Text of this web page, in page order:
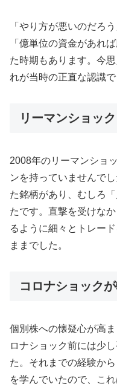
「やり方が悪いのだろ
「億単位の資金があれ
た時期もあります。今
れが当時の正直な認識で
リーマンショッ
2008年のリーマンショ
ンを持っていませんで
た銘柄があり、むしろ
たです。直撃を受けな
るように細々とトレー
ままでした。
コロナショック
個別株への懐疑心が高
ロナショック前には少
た。それまでの経験か
を学んでいたので、こ